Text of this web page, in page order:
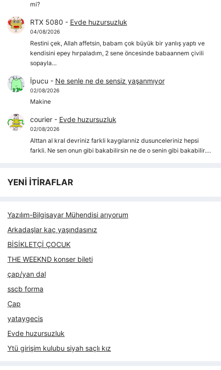
mi?
RTX 5080 - Evde huzursuzluk
04/08/2026
Restini çek, Allah affetsin, babam çok büyük bir yanlış yaptı ve
kendisini epey hırpaladım, 2 sene öncesinde babaannem çivili
sopayla…
İpucu - Ne senle ne de sensiz yaşanmıyor
02/08/2026
Makine
courier- Evde huzursuzluk
02/08/2026
Alttan al kral devriniz farkli kaygılarıniz dusunceleriniz hepsi
farkli. Ne sen onun gibi bakabilirsin ne de o senin gibi bakabilir.…
YENİ İTİRAFLAR
Yazılım-Bilgisayar Mühendisi arıyorum
Arkadaşlar kaç yaşındasınız
BİSİKLETÇİ ÇOCUK
THE WEEKND konser bileti
çap/yan dal
sscb forma
Çap
yataygecis
Evde huzursuzluk
Ytü girişim kulubu siyah saçlı kız